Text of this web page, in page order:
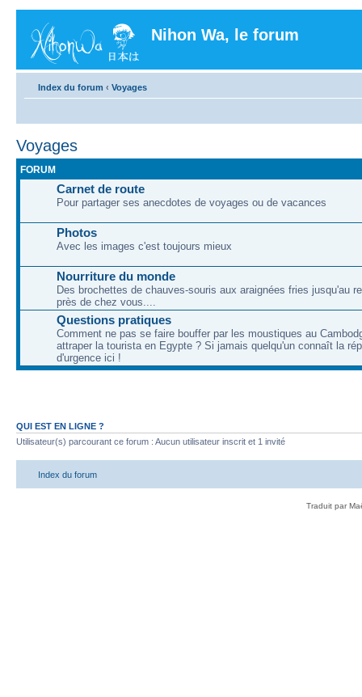
Nihon Wa, le forum
Index du forum ‹ Voyages
Voyages
FORUM
Carnet de route
Pour partager ses anecdotes de voyages ou de vacances
Photos
Avec les images c'est toujours mieux
Nourriture du monde
Des brochettes de chauves-souris aux araignées fries jusqu'au
près de chez vous....
Questions pratiques
Comment ne pas se faire bouffer par les moustiques au
attraper la tourista en Egypte ? Si jamais quelqu'un connaît la
d'urgence ici !
QUI EST EN LIGNE ?
Utilisateur(s) parcourant ce forum : Aucun utilisateur inscrit et 1 invité
Index du forum
Traduit par